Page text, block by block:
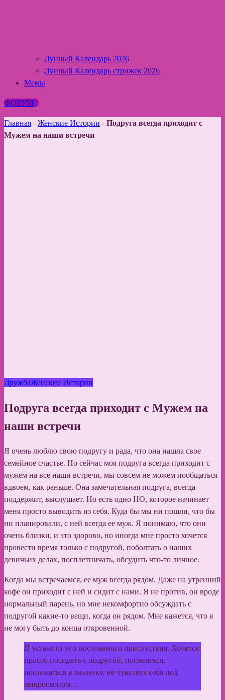
Лунный Календарь 2026
Лунный Календарь стрижек 2026
Мемы
ФОРУМ
Главная - Женские Истории - Подруга всегда приходит с
Мужем на наши встречи
ДружбаЖенские Истории
Подруга всегда приходит с Мужем на
наши встречи
Я очень люблю свою подругу и рада, что она нашла свое
семейное счастье. Но сейчас моя подруга всегда приходит с
мужем на все наши встречи, мы совсем не можем пообщаться
вдвоем, как раньше. Она замечательная подруга, всегда
поддержит, выслушает. Но есть одно НО, которое начинает
меня просто выводить из себя. Куда бы мы ни пошли, что бы
ни планировали, с ней всегда ее муж. Я понимаю, что они
очень близки, и это здорово, но иногда мне просто хочется
провести время только с подругой, поболтать о наших
девичьих делах, посплетничать, обсудить что-то личное.
Когда мы встречаемся, ее муж всегда рядом. Даже на утренний
кофе он приходит с ней и сидит с нами. Я не против, он вроде
нормальный парень, но мне некомфортно обсуждать с
подругой какие-то вещи, когда он рядом. Мне кажется, что я
не могу быть до конца откровенной.
Я устала от его постоянного присутствия. Хочется
просто посидеть с подругой, посмеяться,
поплакаться в жилетку, не чувствуя себя под
микроскопом…